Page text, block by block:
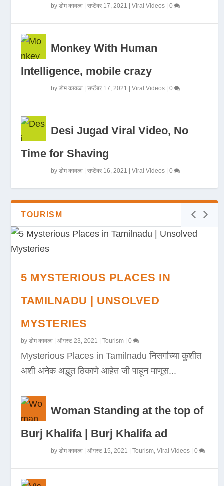
byडोम कावळा |सप्टेंबर 17, 2021 |Viral Videos |0
Monkey With Human
Intelligence, mobile crazy
byडोम कावळा |सप्टेंबर 17, 2021 |Viral Videos |0
Desi Jugad Viral Video, No
Time for Shaving
byडोम कावळा |सप्टेंबर 16, 2021 |Viral Videos |0
TOURISM
5 MYSTERIOUS PLACES IN
TAMILNADU | UNSOLVED
MYSTERIES
byडोम कावळा |ऑगस्ट 23, 2021 |Tourism |0
Mysterious Places in Tamilnadu निसर्गाच्या कुशीत
अशी अनेक अद्भुत ठिकाणे आहेत जी पाहून माणूस...
Woman Standing at the top of
Burj Khalifa | Burj Khalifa ad
byडोम कावळा |ऑगस्ट 15, 2021 |Tourism,Viral Videos |0